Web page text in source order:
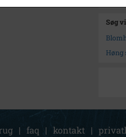
Søg
Høng
| faq | kontakt |